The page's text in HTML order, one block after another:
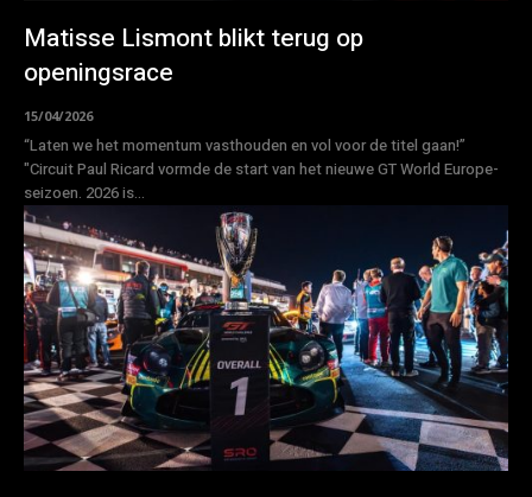
Matisse Lismont blikt terug op
openingsrace
15/04/2026
“Laten we het momentum vasthouden en vol voor de titel gaan!”
"Circuit Paul Ricard vormde de start van het nieuwe GT World Europe-
seizoen. 2026 is...